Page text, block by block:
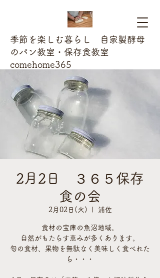
季節を楽しむ暮らし 自家製酵母
のパン教室・保存食教室
comehome365
2月2日 ３６５保存
食の会
2月02日(火) 浦佐
食材の宝庫の魚沼地域。
自然がもたらす恵みが多くあります。
旬の食材、果物を無駄なく美味しく食べれた
ら・・・